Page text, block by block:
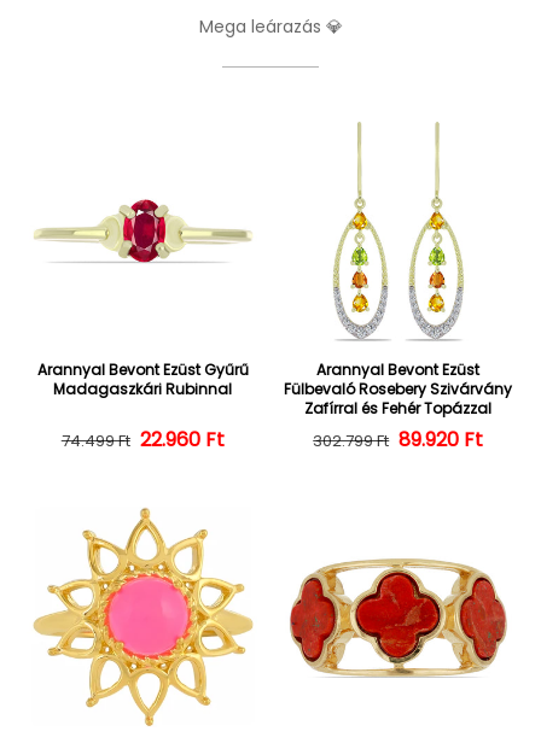
Mega leárazás 💎
Arannyal Bevont Ezüst Gyűrű
Madagaszkári Rubinnal
Normál ár
74.499 Ft Kedvezményes ár
22.960 Ft
Arannyal Bevont Ezüst
Fülbevaló Rosebery Szivárvány
Zafírral és Fehér Topázzal
Normál ár
302.799 Ft 89.920 Ft